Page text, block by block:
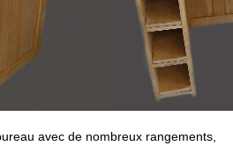
avec de nombreux rangements,